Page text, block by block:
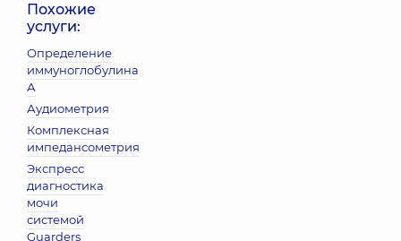
Похожие
услуги:
Определение
иммуноглобулина
А
Аудиометрия
Комплексная
импедансометрия
Экспресс
диагностика
мочи
системой
Guarders